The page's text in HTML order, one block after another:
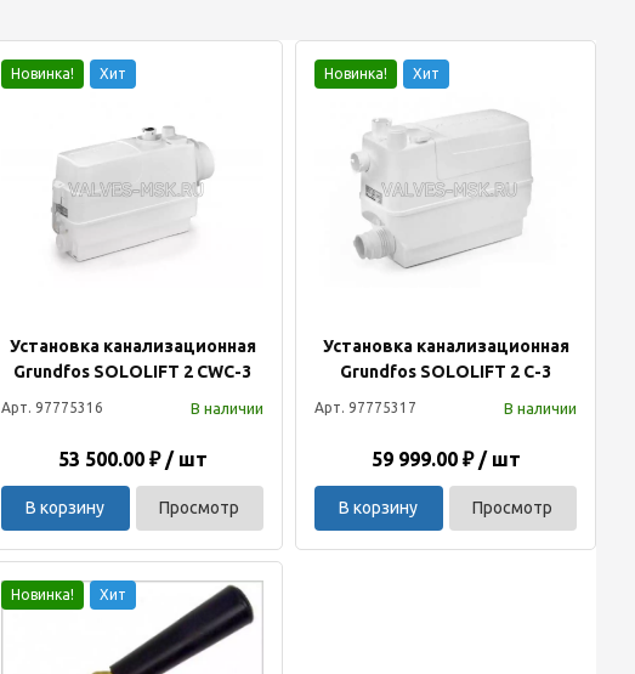
Новинка! Хит
Установка канализационная
Grundfos SOLOLIFT 2 CWC-3
Арт. 97775316 В наличии
53 500.00 ₽ / шт
В корзину Просмотр
Новинка! Хит
Установка канализационная
Grundfos SOLOLIFT 2 C-3
Арт. 97775317 В наличии
59 999.00 ₽ / шт
В корзину Просмотр
Новинка! Хит